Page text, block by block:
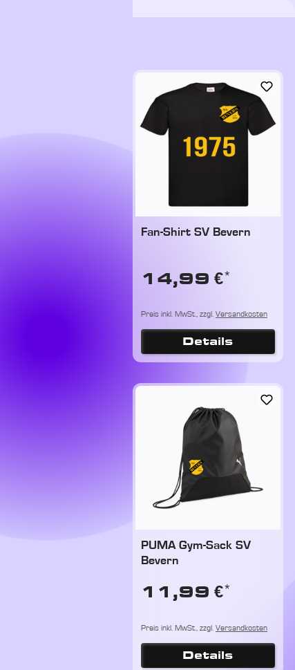
Fan-Shirt SV Bevern
14,99 €*
Preis inkl. MwSt., zzgl. Versandkosten
Details
PUMA Gym-Sack SV
Bevern
11,99 €*
Preis inkl. MwSt., zzgl. Versandkosten
Details